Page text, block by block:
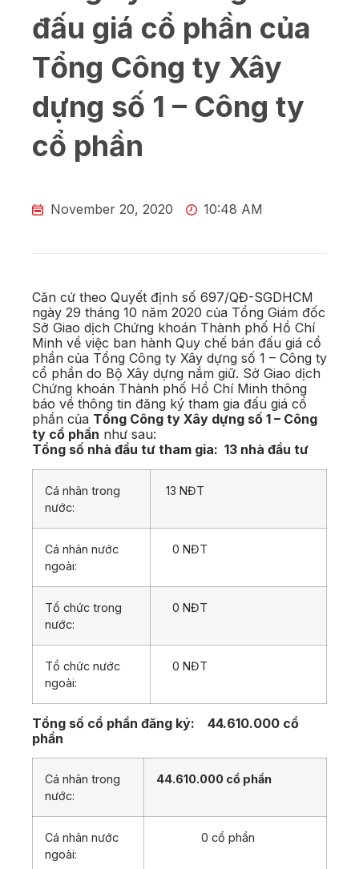
đấu giá cổ phần của
Tổng Công ty Xây
dựng số 1 – Công ty
cổ phần
November 20, 2020 10:48 AM
Căn cứ theo Quyết định số 697/QĐ-SGDHCM
ngày 29 tháng 10 năm 2020 của Tổng Giám đốc
Sở Giao dịch Chứng khoán Thành phố Hồ Chí
Minh về việc ban hành Quy chế bán đấu giá cổ
phần của Tổng Công ty Xây dựng số 1 – Công ty
cổ phần do Bộ Xây dựng nắm giữ. Sở Giao dịch
Chứng khoán Thành phố Hồ Chí Minh thông
báo về thông tin đăng ký tham gia đấu giá cổ
phần của Tổng Công ty Xây dựng số 1 – Công
ty cổ phần như sau:
Tổng số nhà đầu tư tham gia: 13 nhà đầu tư
Cá nhân trong
nước:
13 NĐT
Cá nhân nước
ngoài:
0 NĐT
Tổ chức trong
nước:
0 NĐT
Tổ chức nước
ngoài:
0 NĐT
Tổng số cổ phần đăng ký: 44.610.000 cổ
phần
Cá nhân trong
nước:
44.610.000 cổ phần
Cá nhân nước
ngoài:
0 cổ phần